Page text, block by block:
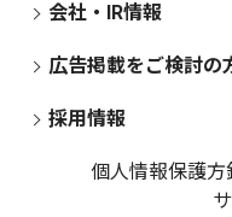
会社・IR情報
広告掲載をご検討の
採用情報
個人情報保護方